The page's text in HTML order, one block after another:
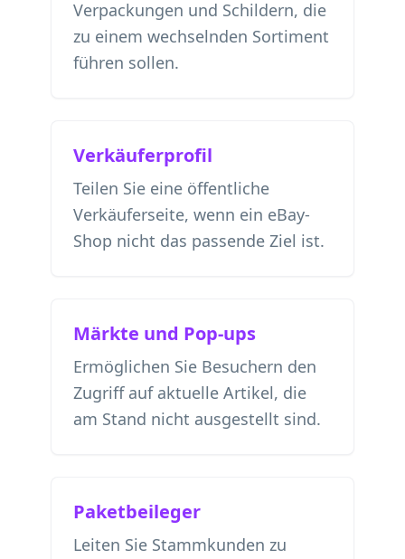
Verpackungen und Schildern, die
zu einem wechselnden Sortiment
führen sollen.
Verkäuferprofil
Teilen Sie eine öffentliche
Verkäuferseite, wenn ein eBay-
Shop nicht das passende Ziel ist.
Märkte und Pop-ups
Ermöglichen Sie Besuchern den
Zugriff auf aktuelle Artikel, die
am Stand nicht ausgestellt sind.
Paketbeileger
Leiten Sie Stammkunden zu